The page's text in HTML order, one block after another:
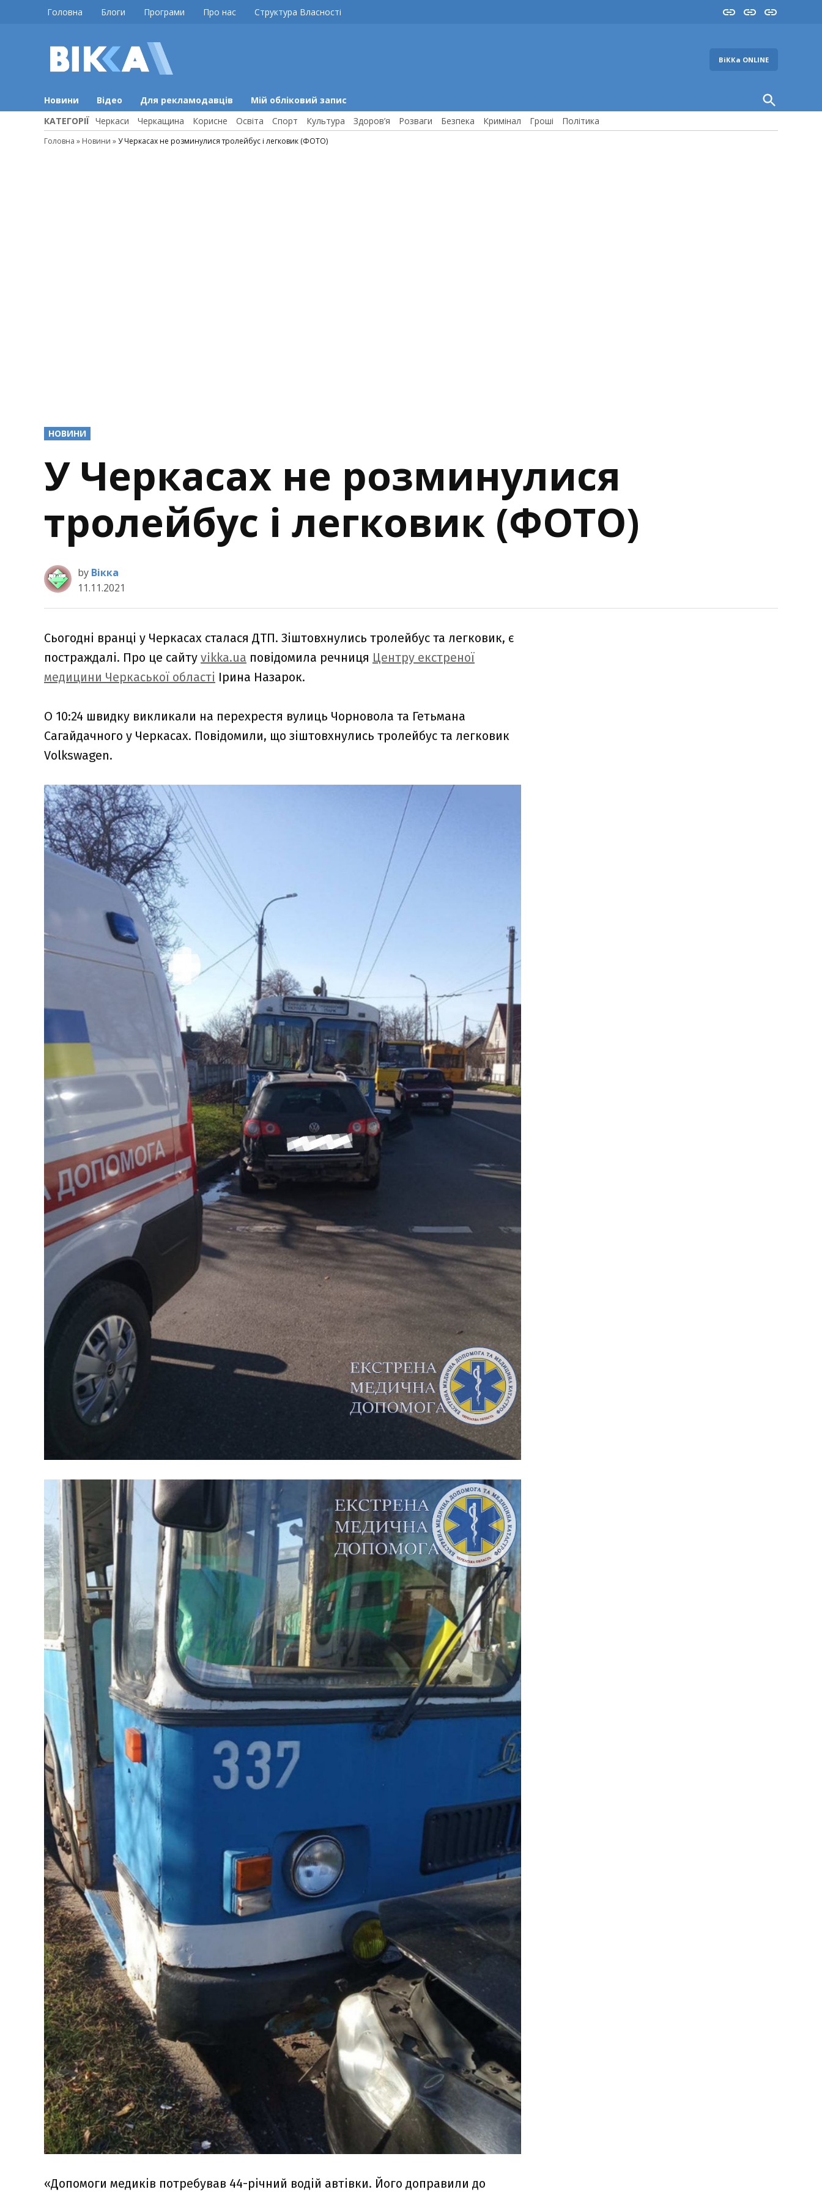
Головна Блоги Програми Про нас Структура Власності InstaYouTube
FB
ВіККа ONLINE
Новини Відео Для рекламодавців Мій обліковий запис
Open
Search
КАТЕГОРІЇ Черкаси Черкащина Корисне Освіта Спорт Культура Здоров’я Розваги Безпека Кримінал Гроші Політика
Головна » Новини »У Черкасах не розминулися тролейбус і легковик (ФОТО)
POSTED
IN
НОВИНИ
У Черкасах не розминулися
тролейбус і легковик (ФОТО)
by Вікка
11.11.2021
Сьогодні вранці у Черкасах сталася ДТП. Зіштовхнулись тролейбус та легковик, є
постраждалі. Про це сайту vikka.ua повідомила речниця Центру екстреної
медицини Черкаської області Ірина Назарок.
О 10:24 швидку викликали на перехрестя вулиць Чорновола та Гетьмана
Сагайдачного у Черкасах. Повідомили, що зіштовхнулись тролейбус та легковик
Volkswagen.
«Допомоги медиків потребував 44-річний водій автівки. Його доправили до